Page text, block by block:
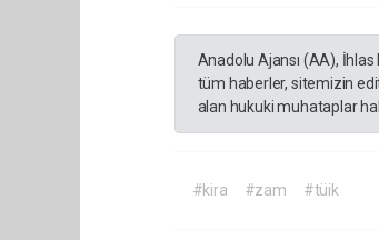
Anadolu Ajansı (AA),
tüm haberler, sitemizin
alan hukuki muhataplar
#kira #zam #tüik